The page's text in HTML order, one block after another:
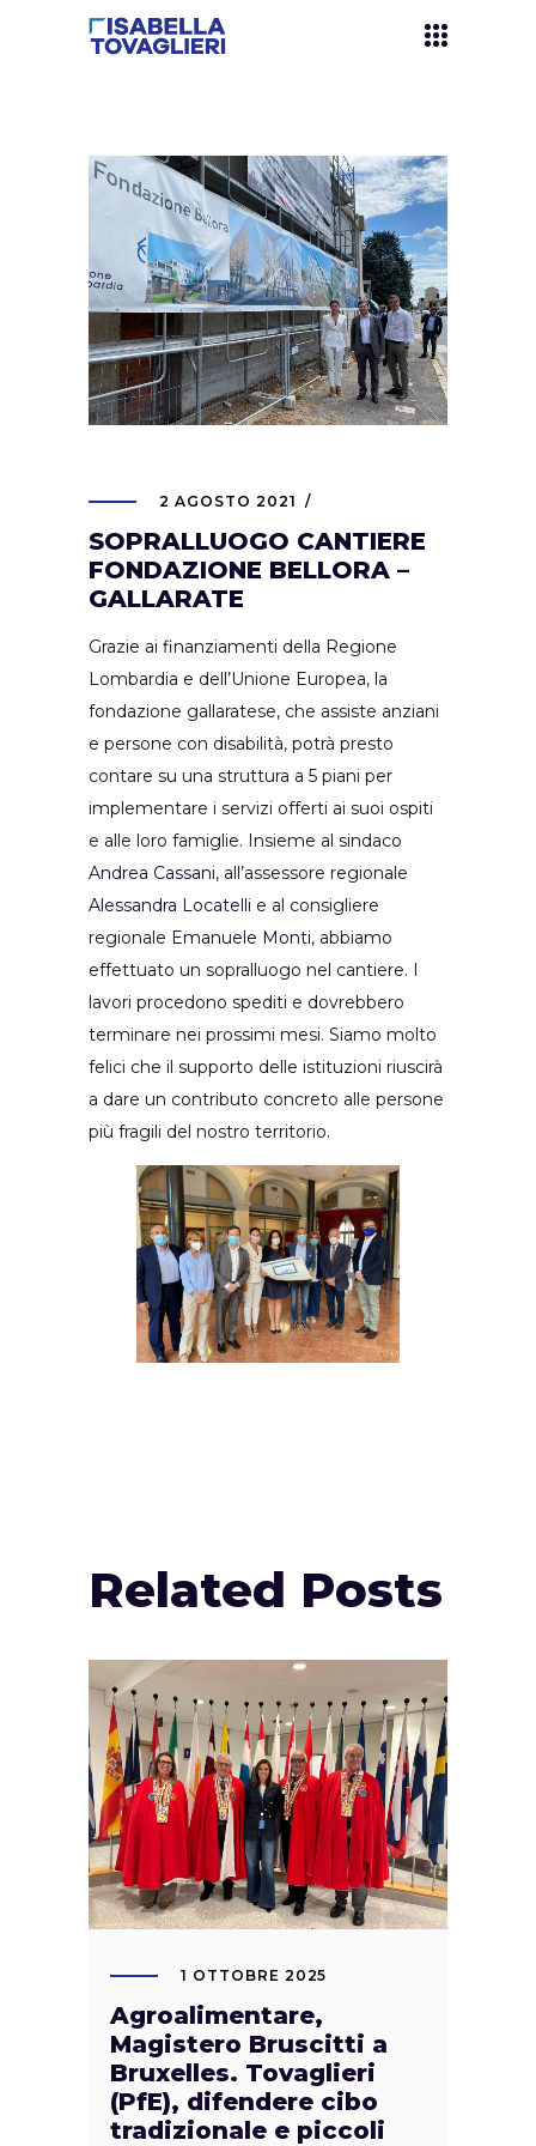
2 AGOSTO 2021
SOPRALLUOGO CANTIERE
FONDAZIONE BELLORA –
GALLARATE
Grazie ai finanziamenti della Regione
Lombardia e dell’Unione Europea, la
fondazione gallaratese, che assiste anziani
e persone con disabilità, potrà presto
contare su una struttura a 5 piani per
implementare i servizi offerti ai suoi ospiti
e alle loro famiglie. Insieme al sindaco
Andrea Cassani, all’assessore regionale
Alessandra Locatelli e al consigliere
regionale Emanuele Monti, abbiamo
effettuato un sopralluogo nel cantiere. I
lavori procedono spediti e dovrebbero
terminare nei prossimi mesi. Siamo molto
felici che il supporto delle istituzioni riuscirà
a dare un contributo concreto alle persone
più fragili del nostro territorio.
Related Posts
1 OTTOBRE 2025
Agroalimentare,
Magistero Bruscitti a
Bruxelles. Tovaglieri
(PfE), difendere cibo
tradizionale e piccoli